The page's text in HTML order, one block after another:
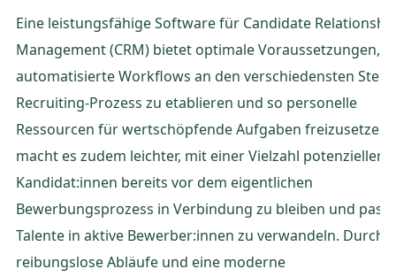
Eine leistungsfähige Software für Candidate
Management (CRM) bietet optimale Voraussetzungen,
automatisierte Workflows an den verschiedensten
Recruiting-Prozess zu etablieren und so personelle
Ressourcen für wertschöpfende Aufgaben freizusetzen.
macht es zudem leichter, mit einer Vielzahl potenzieller
Kandidat:innen bereits vor dem eigentlichen
Bewerbungsprozess in Verbindung zu bleiben und
Talente in aktive Bewerber:innen zu verwandeln. Durch
reibungslose Abläufe und eine moderne